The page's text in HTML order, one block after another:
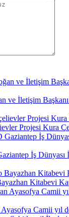
ve İletişim
Projesi Kura
İş Dünyası
Kitabevi
Camii yıl